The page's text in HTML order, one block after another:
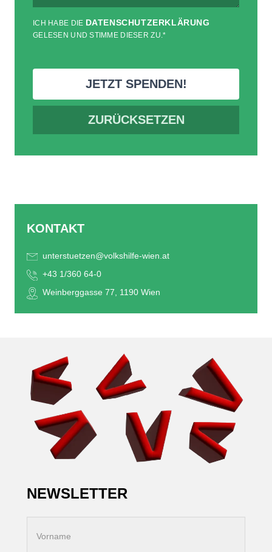
ICH HABE DIE DATENSCHUTZERKLÄRUNG
GELESEN UND STIMME DIESER ZU.*
KONTAKT
unterstuetzen@volkshilfe-wien.at
+43 1/360 64-0
Weinberggasse 77, 1190 Wien
NEWSLETTER